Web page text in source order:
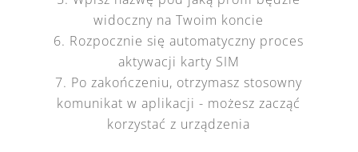
widoczny na Twoim koncie
Rozpocznie się automatyczny proces
aktywacji karty SIM
Po zakończeniu, otrzymasz stosowny
komunikat w aplikacji - możesz zacząć
korzystać z urządzenia